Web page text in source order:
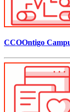
CCOOntigo